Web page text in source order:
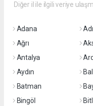
Diğer il ile ilgili veriye
Adana
Ağrı
Antalya
Aydın
Batman
Bingöl